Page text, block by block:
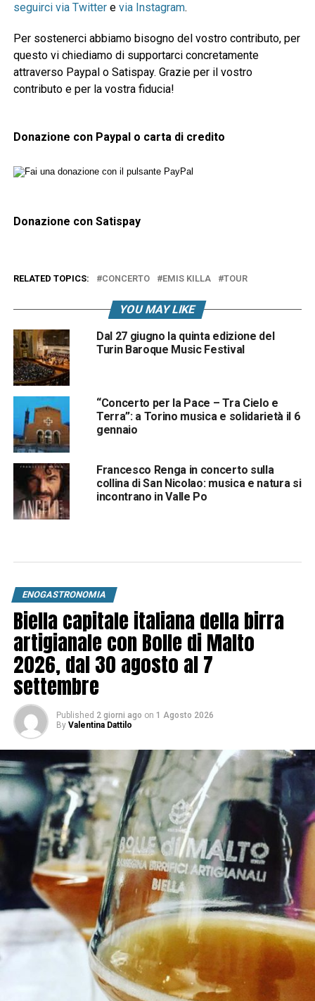
seguirci via Twittere via Instagram.
Per sostenerci abbiamo bisogno del vostro contributo, per
questo vi chiediamo di supportarci concretamente
attraverso Paypal o Satispay. Grazie per il vostro
contributo e per la vostra fiducia!
Donazione con Paypal o carta di credito
Donazione con Satispay
RELATED TOPICS: CONCERTO EMIS KILLA TOUR
YOU MAY LIKE
Dal 27 giugno la quinta edizione del
Turin Baroque Music Festival
“Concerto per la Pace – Tra Cielo e
Terra”: a Torino musica e solidarietà il 6
gennaio
Francesco Renga in concerto sulla
collina di San Nicolao: musica e natura si
incontrano in Valle Po
ENOGASTRONOMIA
Biella capitale italiana della birra
artigianale con Bolle di Malto
2026, dal 30 agosto al 7
settembre
Published 2 giorni ago on 1 Agosto 2026
By Valentina Dattilo